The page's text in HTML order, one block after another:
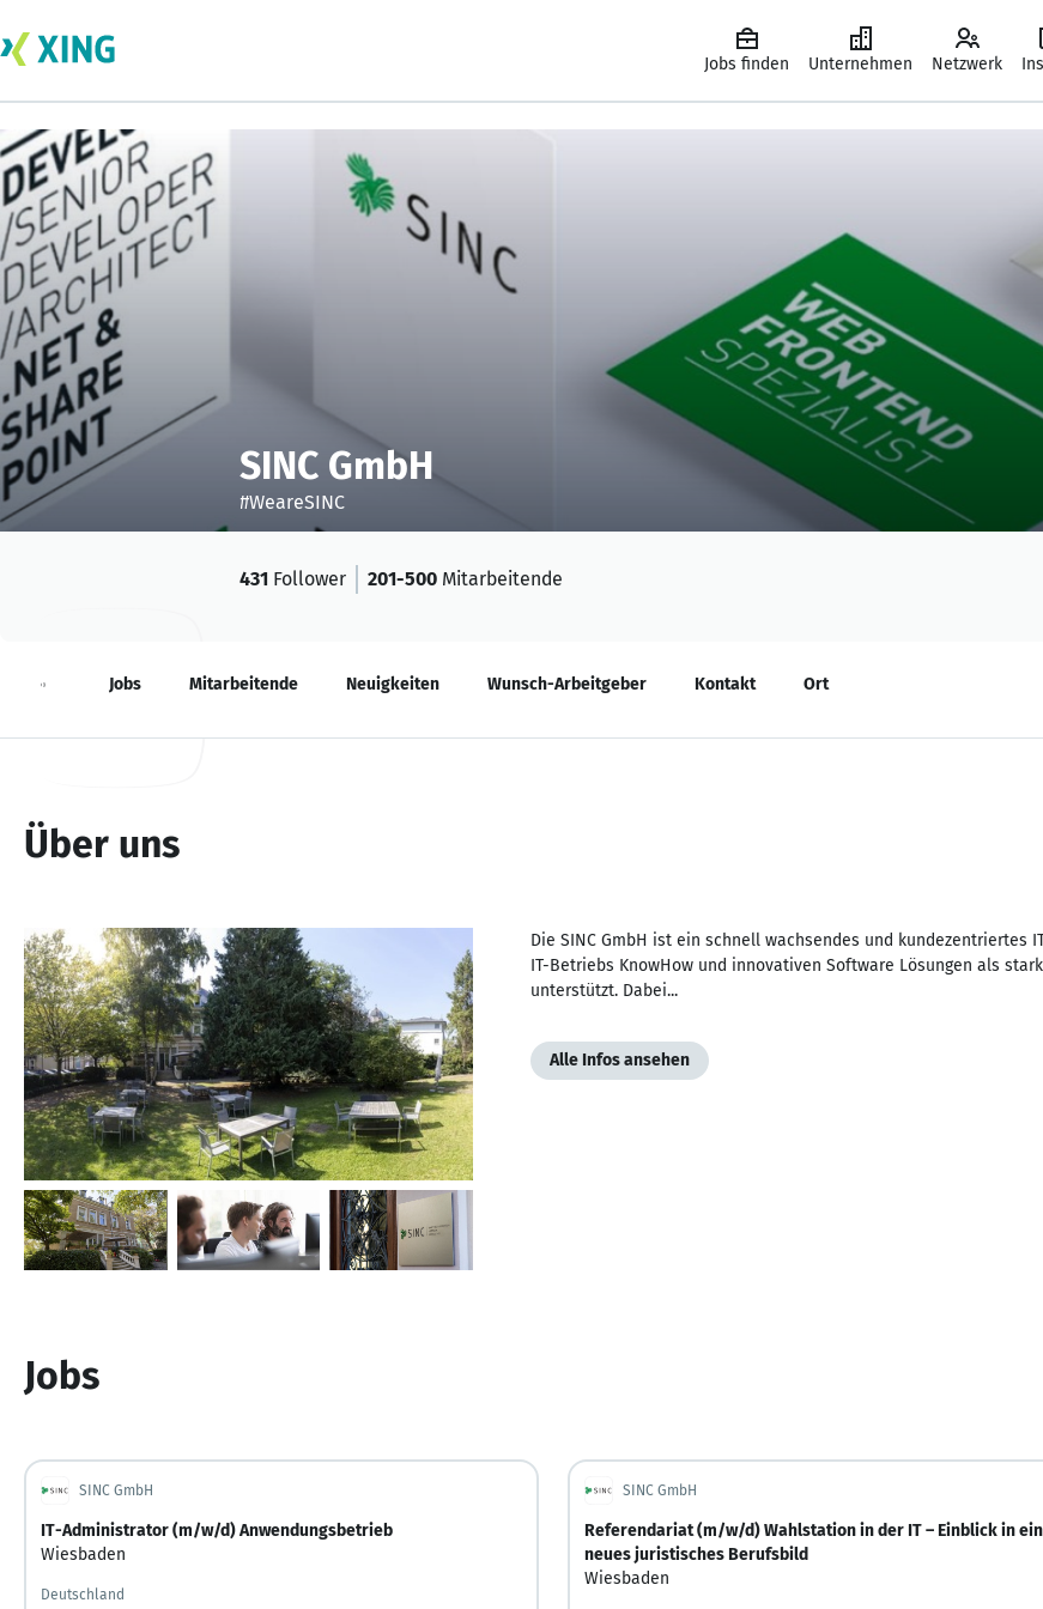
Jobs finden Unternehmen Netzwerk
SINC GmbH
#WeareSINC
431 Follower 201-500 Mitarbeitende
Über Jobs Mitarbeitende Neuigkeiten Wunsch-Arbeitgeber Kontakt Ort
Über uns
Die SINC GmbH ist ein schnell wachsendes und
IT-Betriebs KnowHow und innovativen Software Lösungen als
unterstützt. Dabei...
Alle Infos ansehen
Jobs
SINC GmbH
IT-Administrator (m/w/d) Anwendungsbetrieb
Wiesbaden
Deutschland
SINC GmbH
Referendariat (m/w/d) Wahlstation in der IT – Einblick in ein
neues juristisches Berufsbild
Wiesbaden